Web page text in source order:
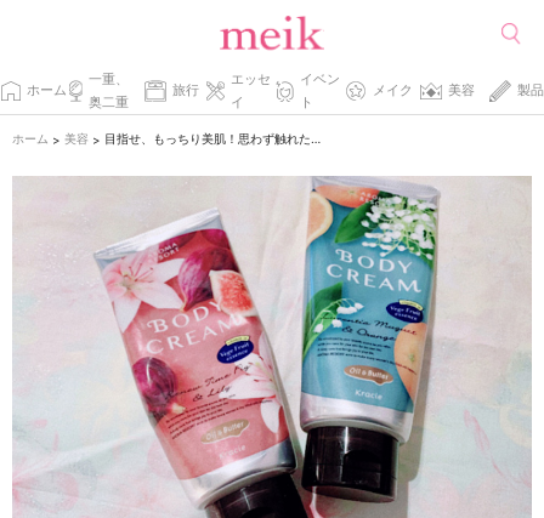
ホーム
一重、
奥二重
旅行
エッセ
イ
イベン
ト
メイク 美容 製品
ホーム > 美容 > 目指せ、もっちり美肌！思わず触れたくなるボディケア。